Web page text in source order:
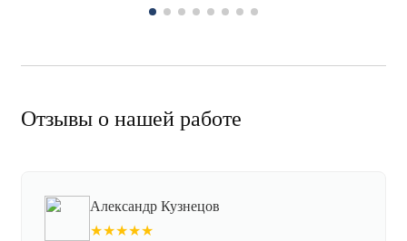
Отзывы о нашей работе
Александр Кузнецов
★★★★★